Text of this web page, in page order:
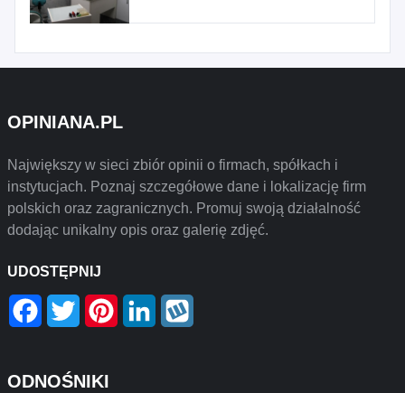
OPINIANA.PL
Największy w sieci zbiór opinii o firmach, spółkach i
instytucjach. Poznaj szczegółowe dane i lokalizację firm
polskich oraz zagranicznych. Promuj swoją działalność
dodając unikalny opis oraz galerię zdjęć.
UDOSTĘPNIJ
Facebook
Twitter PinterestLinkedIn
ODNOŚNIKI